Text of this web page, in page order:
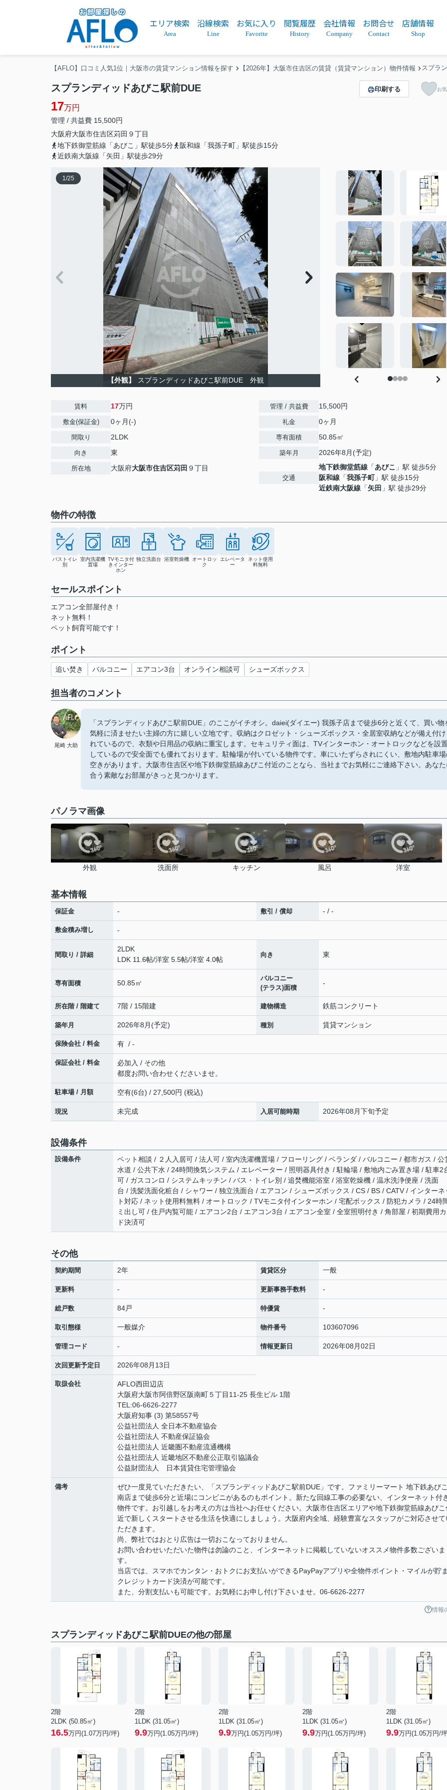
エリア検索
Area
沿線検索
Line
お気に入り
Favorite
閲覧履歴
History
会社情報
Company
お問合せ
Contact
店舗情報
Shop
【AFLO】口コミ人気1位｜大阪市の賃貸マンション情報を探す 【2026年】大阪市住吉区の賃貸（賃貸マンション）物件情報 スプラ
スプランディッドあびこ駅前DUE
17万円
管理 / 共益費 15,500円
大阪府大阪市住吉区苅田 ９丁目
地下鉄御堂筋線「あびこ」駅徒歩5分
阪和線「我孫子町」駅徒歩15分
近鉄南大阪線「矢田」駅徒歩29分
印刷する お
1/25
【外観】 スプランディッドあびこ駅前DUE 外観
賃料 17万円
敷金(保証金) 0ヶ月(-)
間取り 2LDK
向き 東
所在地 大阪府大阪市住吉区苅田 ９丁目
管理 / 共益費 15,500円
礼金 0ヶ月
専有面積 50.85㎡
築年月 2026年8月(予定)
交通
地下鉄御堂筋線 「あびこ 」駅 徒歩5分
阪和線 「我孫子町」駅 徒歩15分
近鉄南大阪線 「矢田 」駅 徒歩29分
物件の特徴
バストイレ
別
室内洗濯機
置場
TVモニタ付
きインター
ホン
独立洗面台 浴室乾燥機
オートロッ
ク
エレベータ
ー
ネット使用
料無料
セールスポイント
エアコン全部屋付き！
ネット無料！
ペット飼育可能です！
ポイント
追い焚き バルコニー エアコン3台 オンライン相談可 シューズボックス
担当者のコメント
尾崎 大助
「スプランディッドあびこ駅前DUE」のここがイチオシ。daiei(ダイエー) 我孫子店まで徒歩6分と近くて、買い物
気軽に済ませたい主婦の方に嬉しい立地です。収納はクロゼット・シューズボックス・全居室収納などが備え付け
れているので、衣類や日用品の収納に重宝します。セキュリティ面は、TVインターホン・オートロックなどを設
しているので安全面でも優れております。駐輪場が付いている物件です。車にいたずらされにくい、敷地内駐車
空きがあります。大阪市住吉区や地下鉄御堂筋線あびこ付近のことなら、当社までお気軽にご連絡下さい。あなた
合う素敵なお部屋がきっと見つかります。
パノラマ画像
外観 洗面所 キッチン 風呂 洋室
基本情報
保証金 - 敷引 / 償却 - / -
敷金積み増し -
間取り / 詳細
2LDK
LDK 11.6帖/洋室 5.5帖/洋室 4.0帖
向き 東
専有面積 50.85㎡
バルコニー
(テラス)面積
-
所在階 / 階建て 7階 / 15階建 建物構造 鉄筋コンクリート
築年月 2026年8月(予定) 種別 賃貸マンション
保険会社 / 料金 有 / -
保証会社 / 料金
必加入 / その他
都度お問い合わせくださいませ。
駐車場 / 月額 空有(6台) / 27,500円 (税込)
現況 未完成 入居可能時期 2026年08月下旬予定
設備条件
設備条件
ペット相談 / ２人入居可 / 法人可 / 室内洗濯機置場 / フローリング / ベランダ / バルコニー / 都市ガス / 公
水道 / 公共下水 / 24時間換気システム / エレベーター / 照明器具付き / 駐輪場 / 敷地内ごみ置き場 / 駐車2
可 / ガスコンロ / システムキッチン / バス・トイレ別 / 追焚機能浴室 / 浴室乾燥機 / 温水洗浄便座 / 洗面
台 / 洗髪洗面化粧台 / シャワー / 独立洗面台 / エアコン / シューズボックス / CS / BS / CATV / インターネ
ト対応 / ネット使用料無料 / オートロック / TVモニタ付インターホン / 宅配ボックス / 防犯カメラ / 24時
ミ出し可 / 住戸内覧可能 / エアコン2台 / エアコン3台 / エアコン全室 / 全室照明付き / 角部屋 / 初期費用
ド決済可
その他
契約期間 2年 賃貸区分 一般
更新料 - 更新事務手数料 -
総戸数 84戸 特優賃 -
取引態様 一般媒介 物件番号 103607096
管理コード - 情報更新日 2026年08月02日
次回更新予定日 2026年08月13日
取扱会社
AFLO西田辺店
大阪府大阪市阿倍野区阪南町５丁目11-25 長生ビル 1階
TEL:06-6626-2277
大阪府知事 (3) 第58557号
公益社団法人 全日本不動産協会
公益社団法人 不動産保証協会
公益社団法人 近畿圏不動産流通機構
公益社団法人 近畿地区不動産公正取引協議会
公益財団法人 日本賃貸住宅管理協会
備考
ぜひ一度見ていただきたい、「スプランディッドあびこ駅前DUE」です。ファミリーマート 地下鉄あび
南店まで徒歩6分と近場にコンビニがあるのもポイント。新たな回線工事の必要ない、インターネット付
物件です。お引越しをお考えの方は当社へお任せください。大阪市住吉区エリアや地下鉄御堂筋線あびこ
近で新しくスタートさせる生活を快適にしましょう。大阪府内全域、経験豊富なスタッフがご対応させて
ただきます。
尚、弊社ではおとり広告は一切おこなっておりません。
お問い合わせいただいた物件は勿論のこと、インターネットに掲載していないオススメ物件多数ございま
す。
当店では、スマホでカンタン・おトクにお支払いができるPayPayアプリや全物件ポイント・マイルが貯
クレジットカード決済が可能です。
また、分割支払いも可能です。お気軽にお申し付け下さいませ。06-6626-2277
情報
スプランディッドあびこ駅前DUEの他の部屋
2階
2LDK (50.85㎡)
16.5万円(1.07万円/坪)
2階
1LDK (31.05㎡)
9.9万円(1.05万円/坪)
2階
1LDK (31.05㎡)
9.9万円(1.05万円/坪)
2階
1LDK (31.05㎡)
9.9万円(1.05万円/坪)
2階
1LDK (31.05㎡)
9.9万円(1.05万円/